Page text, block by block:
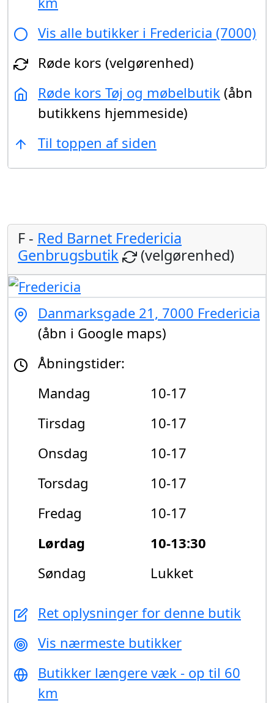
Vis alle butikker i Fredericia (7000)
Røde kors (velgørenhed)
Røde kors Tøj og møbelbutik (åbn
butikkens hjemmeside)
Til toppen af siden
F - Red Barnet Fredericia
Genbrugsbutik
(velgørenhed)
Danmarksgade 21, 7000 Fredericia
(åbn i Google maps)
Åbningstider:
Mandag
10-17
Tirsdag
10-17
Onsdag
10-17
Torsdag
10-17
Fredag
10-17
Lørdag
10-13:30
Søndag
Lukket
Ret oplysninger for denne butik
Vis nærmeste butikker
Butikker længere væk - op til 60
km